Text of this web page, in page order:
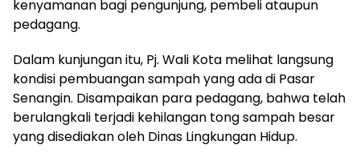
kenyamanan bagi pengunjung, pembeli ataupun
pedagang.
Dalam kunjungan itu, Pj. Wali Kota melihat langsung
kondisi pembuangan sampah yang ada di Pasar
Senangin. Disampaikan para pedagang, bahwa telah
berulangkali terjadi kehilangan tong sampah besar
yang disediakan oleh Dinas Lingkungan Hidup.